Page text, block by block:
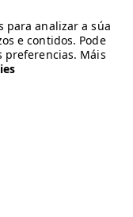
para analizar a súa
e contidos. Pode
preferencias. Máis
brand